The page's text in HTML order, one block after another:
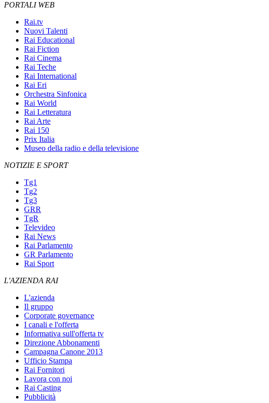
PORTALI WEB
Rai.tv
Nuovi Talenti
Rai Educational
Rai Fiction
Rai Cinema
Rai Teche
Rai International
Rai Eri
Orchestra Sinfonica
Rai World
Rai Letteratura
Rai Arte
Rai 150
Prix Italia
Museo della radio e della televisione
NOTIZIE E SPORT
Tg1
Tg2
Tg3
GRR
TgR
Televideo
Rai News
Rai Parlamento
GR Parlamento
Rai Sport
L'AZIENDA RAI
L'azienda
Il gruppo
Corporate governance
I canali e l'offerta
Informativa sull'offerta tv
Direzione Abbonamenti
Campagna Canone 2013
Ufficio Stampa
Rai Fornitori
Lavora con noi
Rai Casting
Pubblicità